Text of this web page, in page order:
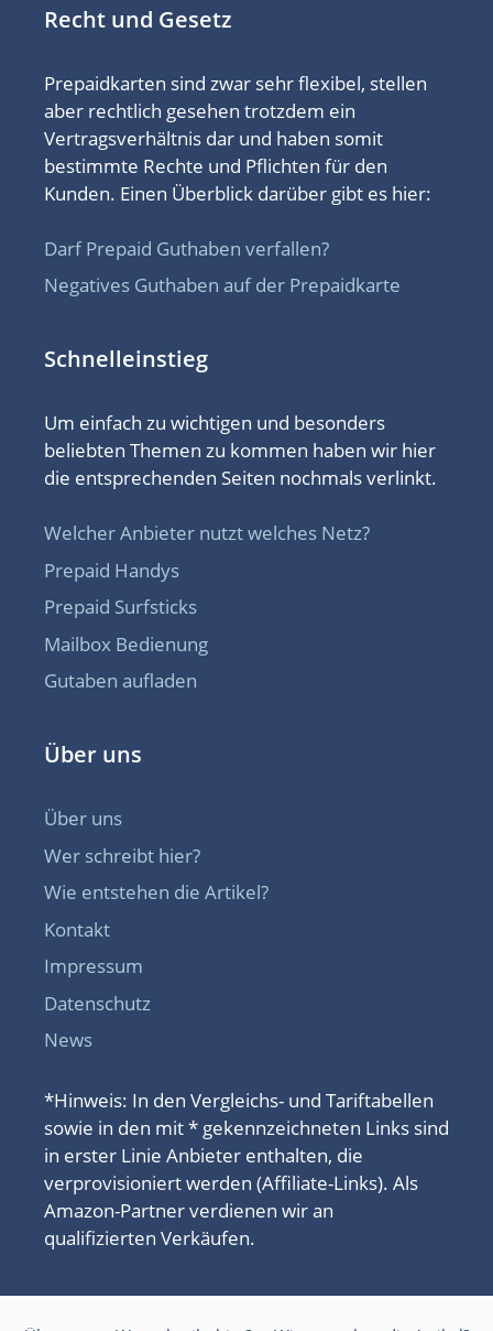
Recht und Gesetz
Prepaidkarten sind zwar sehr flexibel, stellen
aber rechtlich gesehen trotzdem ein
Vertragsverhältnis dar und haben somit
bestimmte Rechte und Pflichten für den
Kunden. Einen Überblick darüber gibt es hier:
Darf Prepaid Guthaben verfallen?
Negatives Guthaben auf der Prepaidkarte
Schnelleinstieg
Um einfach zu wichtigen und besonders
beliebten Themen zu kommen haben wir hier
die entsprechenden Seiten nochmals verlinkt.
Welcher Anbieter nutzt welches Netz?
Prepaid Handys
Prepaid Surfsticks
Mailbox Bedienung
Gutaben aufladen
Über uns
Über uns
Wer schreibt hier?
Wie entstehen die Artikel?
Kontakt
Impressum
Datenschutz
News
*Hinweis: In den Vergleichs- und Tariftabellen
sowie in den mit * gekennzeichneten Links sind
in erster Linie Anbieter enthalten, die
verprovisioniert werden (Affiliate-Links). Als
Amazon-Partner verdienen wir an
qualifizierten Verkäufen.